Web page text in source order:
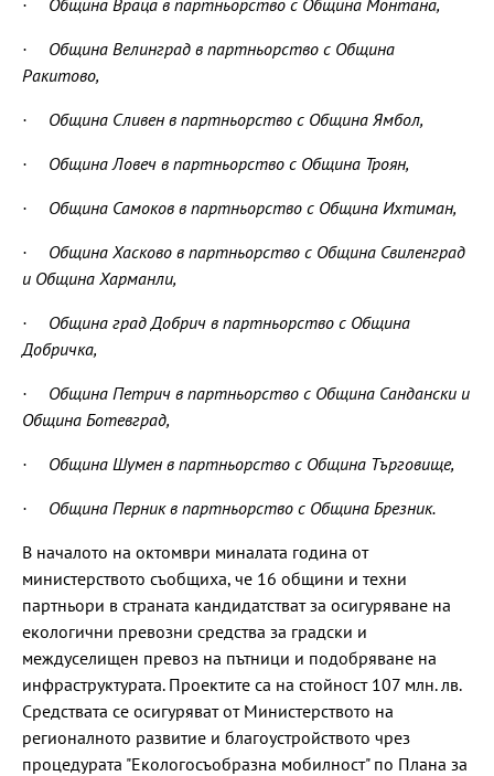
· Община Велинград в партньорство с Община
Ракитово,
· Община Сливен в партньорство с Община Ямбол,
· Община Ловеч в партньорство с Община Троян,
· Община Самоков в партньорство с Община Ихтиман,
· Община Хасково в партньорство с Община Свиленград
и Община Харманли,
· Община град Добрич в партньорство с Община
Добричка,
· Община Петрич в партньорство с Община Сандански и
Община Ботевград,
· Община Шумен в партньорство с Община Търговище,
· Община Перник в партньорство с Община Брезник.
В началото на октомври миналата година от
министерството съобщиха, че 16 общини и техни
партньори в страната кандидатстват за осигуряване на
екологични превозни средства за градски и
междуселищен превоз на пътници и подобряване на
инфраструктурата. Проектите са на стойност 107 млн. лв.
Средствата се осигуряват от Министерството на
регионалното развитие и благоустройството чрез
процедурата "Екологосъобразна мобилност" по Плана за